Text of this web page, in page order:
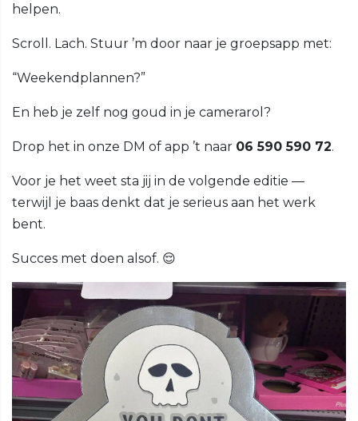
helpen.
Scroll. Lach. Stuur ’m door naar je groepsapp met:
“Weekendplannen?”
En heb je zelf nog goud in je camerarol?
Drop het in onze DM of app ’t naar 06 590 590 72.
Voor je het weet sta jij in de volgende editie —
terwijl je baas denkt dat je serieus aan het werk
bent.
Succes met doen alsof. 😌